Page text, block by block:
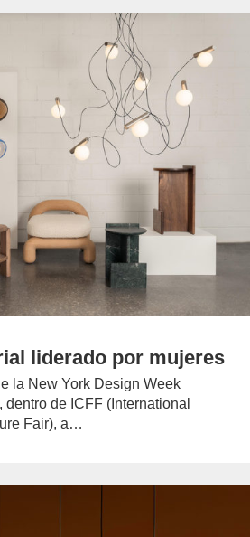
liderado por mujeres
la New York Design Week
de ICFF (International
Fair), a…